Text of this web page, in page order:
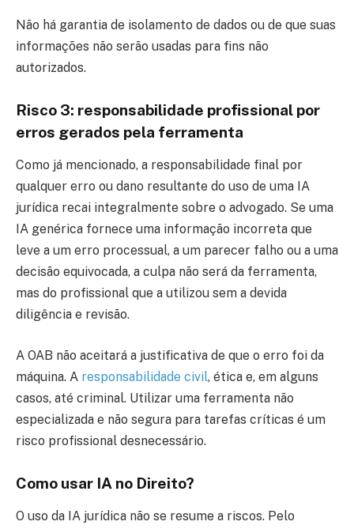
Não há garantia de isolamento de dados ou de que suas
informações não serão usadas para fins não
autorizados.
Risco 3: responsabilidade profissional por
erros gerados pela ferramenta
Como já mencionado, a responsabilidade final por
qualquer erro ou dano resultante do uso de uma IA
jurídica recai integralmente sobre o advogado. Se uma
IA genérica fornece uma informação incorreta que
leve a um erro processual, a um parecer falho ou a uma
decisão equivocada, a culpa não será da ferramenta,
mas do profissional que a utilizou sem a devida
diligência e revisão.
A OAB não aceitará a justificativa de que o erro foi da
máquina. A responsabilidade civil, ética e, em alguns
casos, até criminal. Utilizar uma ferramenta não
especializada e não segura para tarefas críticas é um
risco profissional desnecessário.
Como usar IA no Direito?
O uso da IA jurídica não se resume a riscos. Pelo